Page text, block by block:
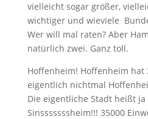
vielleicht sogar größer,
wichtiger und wieviele
Wer will mal raten? Aber
natürlich zwei. Ganz toll.
Hoffenheim! Hoffenheim hat
eigentlich nichtmal
Die eigentliche Stadt heißt ja
Sinsssssssheim!!! 35000